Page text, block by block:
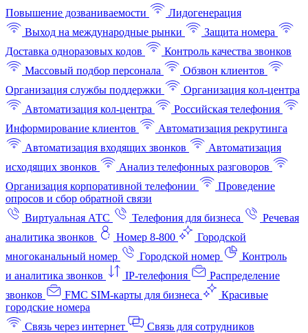
Повышение дозваниваемости
Лидогенерация
Выход на международные рынки
Защита номера
Доставка одноразовых кодов
Контроль качества звонков
Массовый подбор персонала
Обзвон клиентов
Организация службы поддержки
Организация кол-центра
Автоматизация кол-центра
Российская телефония
Информирование клиентов
Автоматизация рекрутинга
Автоматизация входящих звонков
Автоматизация
исходящих звонков
Анализ телефонных разговоров
Организация корпоративной телефонии
Проведение
опросов и сбор обратной связи
Виртуальная АТС
Телефония для бизнеса
Речевая
аналитика звонков
Номер 8-800
Городской
многоканальный номер
Городской номер
Контроль
и аналитика звонков
IP-телефония
Распределение
звонков
FMC SIM-карты для бизнеса
Красивые
городские номера
Связь через интернет
Связь для сотрудников